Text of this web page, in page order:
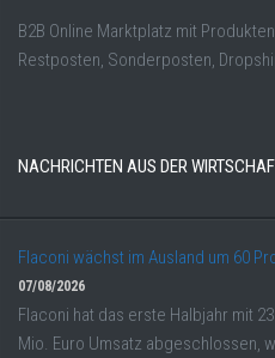
B2B Online Marktplatz mit
Restposten, Sonderposten,
NACHRICHTEN AUS DER
Flaconi wächst im Ausland um 60
07/08/2026
Flaconi hat das erste Halbjahr mit
Mio. Euro Umsatz abgeschlossen,